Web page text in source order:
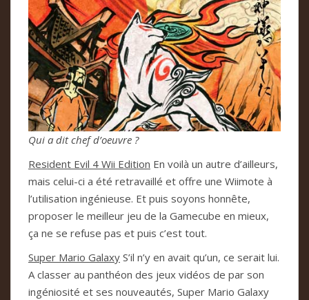
Qui a dit chef d’oeuvre ?
Resident Evil 4 Wii Edition En voilà un autre d’ailleurs,
mais celui-ci a été retravaillé et offre une Wiimote à
l’utilisation ingénieuse. Et puis soyons honnête,
proposer le meilleur jeu de la Gamecube en mieux,
ça ne se refuse pas et puis c’est tout.
Super Mario Galaxy S’il n’y en avait qu’un, ce serait lui.
A classer au panthéon des jeux vidéos de par son
ingéniosité et ses nouveautés, Super Mario Galaxy